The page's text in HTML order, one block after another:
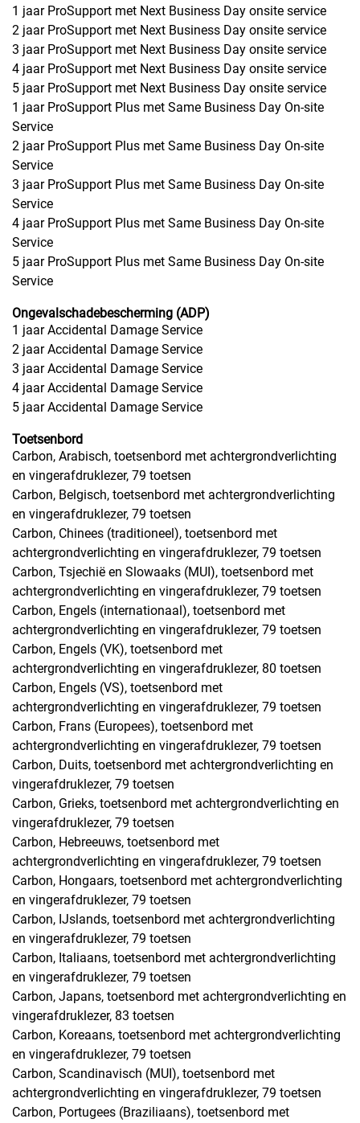
1 jaar ProSupport met Next Business Day onsite service
2 jaar ProSupport met Next Business Day onsite service
3 jaar ProSupport met Next Business Day onsite service
4 jaar ProSupport met Next Business Day onsite service
5 jaar ProSupport met Next Business Day onsite service
1 jaar ProSupport Plus met Same Business Day On-site
Service
2 jaar ProSupport Plus met Same Business Day On-site
Service
3 jaar ProSupport Plus met Same Business Day On-site
Service
4 jaar ProSupport Plus met Same Business Day On-site
Service
5 jaar ProSupport Plus met Same Business Day On-site
Service
Ongevalschadebescherming (ADP)
1 jaar Accidental Damage Service
2 jaar Accidental Damage Service
3 jaar Accidental Damage Service
4 jaar Accidental Damage Service
5 jaar Accidental Damage Service
Toetsenbord
Carbon, Arabisch, toetsenbord met achtergrondverlichting
en vingerafdruklezer, 79 toetsen
Carbon, Belgisch, toetsenbord met achtergrondverlichting
en vingerafdruklezer, 79 toetsen
Carbon, Chinees (traditioneel), toetsenbord met
achtergrondverlichting en vingerafdruklezer, 79 toetsen
Carbon, Tsjechië en Slowaaks (MUI), toetsenbord met
achtergrondverlichting en vingerafdruklezer, 79 toetsen
Carbon, Engels (internationaal), toetsenbord met
achtergrondverlichting en vingerafdruklezer, 79 toetsen
Carbon, Engels (VK), toetsenbord met
achtergrondverlichting en vingerafdruklezer, 80 toetsen
Carbon, Engels (VS), toetsenbord met
achtergrondverlichting en vingerafdruklezer, 79 toetsen
Carbon, Frans (Europees), toetsenbord met
achtergrondverlichting en vingerafdruklezer, 79 toetsen
Carbon, Duits, toetsenbord met achtergrondverlichting en
vingerafdruklezer, 79 toetsen
Carbon, Grieks, toetsenbord met achtergrondverlichting en
vingerafdruklezer, 79 toetsen
Carbon, Hebreeuws, toetsenbord met
achtergrondverlichting en vingerafdruklezer, 79 toetsen
Carbon, Hongaars, toetsenbord met achtergrondverlichting
en vingerafdruklezer, 79 toetsen
Carbon, IJslands, toetsenbord met achtergrondverlichting
en vingerafdruklezer, 79 toetsen
Carbon, Italiaans, toetsenbord met achtergrondverlichting
en vingerafdruklezer, 79 toetsen
Carbon, Japans, toetsenbord met achtergrondverlichting en
vingerafdruklezer, 83 toetsen
Carbon, Koreaans, toetsenbord met achtergrondverlichting
en vingerafdruklezer, 79 toetsen
Carbon, Scandinavisch (MUI), toetsenbord met
achtergrondverlichting en vingerafdruklezer, 79 toetsen
Carbon, Portugees (Braziliaans), toetsenbord met